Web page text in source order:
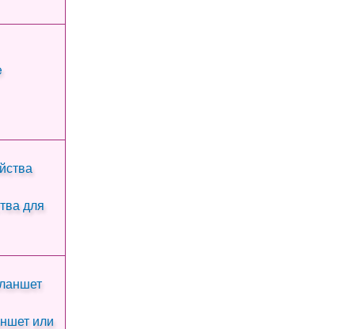
для
или